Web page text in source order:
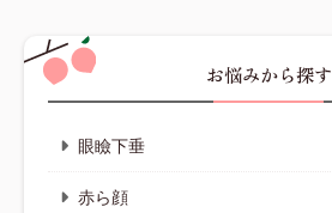
お悩みから探す
眼瞼下垂
赤ら顔